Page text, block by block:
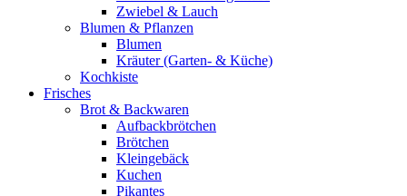
Zwiebel & Lauch
Blumen & Pflanzen
Blumen
Kräuter (Garten- & Küche)
Kochkiste
Frisches
Brot & Backwaren
Aufbackbrötchen
Brötchen
Kleingebäck
Kuchen
Pikantes